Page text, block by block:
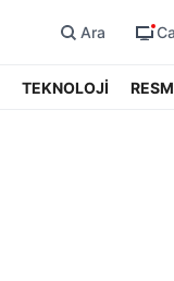
Ara
TEKNOLOJİ